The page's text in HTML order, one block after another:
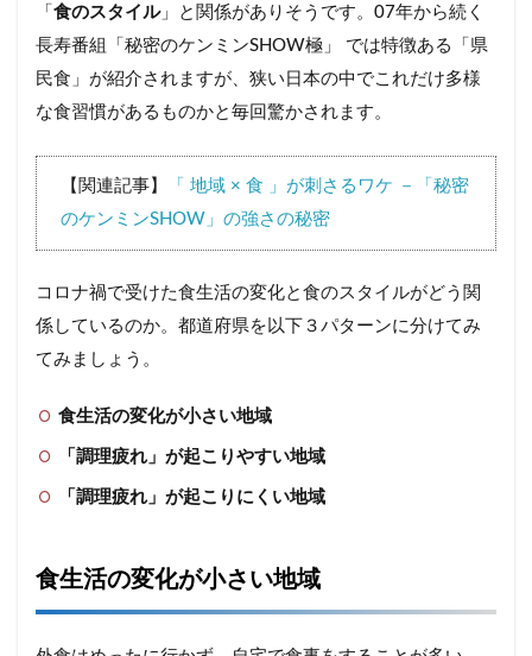
「 食のスタイル」と関係がありそうです。07年から続く
長寿番組「秘密のケンミンSHOW極」 では特徴ある「県
民食」が紹介されますが、狭い日本の中でこれだけ多様
な食習慣があるものかと毎回驚かされます。
【関連記事】
「 地域 × 食 」が刺さるワケ －「秘密
のケンミンSHOW」の強さの秘密
コロナ禍で受けた食生活の変化と食のスタイルがどう関
係しているのか。都道府県を以下３パターンに分けてみ
てみましょう。
食生活の変化が小さい地域
「調理疲れ」が起こりやすい地域
「調理疲れ」が起こりにくい地域
食生活の変化が小さい地域